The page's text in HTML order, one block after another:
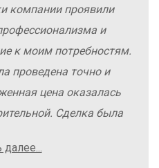
компании проявили
и
к моим потребностям.
проведена точно и
цена оказалась
Сделка была
компанию Excavator
далее...